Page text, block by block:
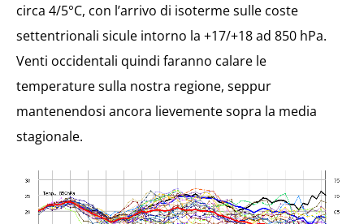
circa 4/5°C, con l’arrivo di isoterme sulle coste
settentrionali sicule intorno la +17/+18 ad 850 hPa.
Venti occidentali quindi faranno calare le
temperature sulla nostra regione, seppur
mantenendosi ancora lievemente sopra la media
stagionale.